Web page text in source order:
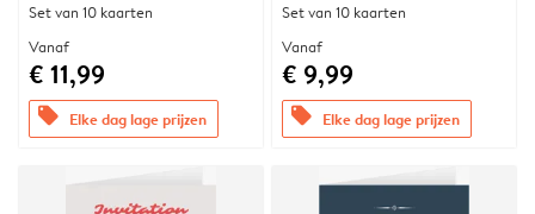
Set van 10 kaarten
Vanaf
€ 11,99
offers Elke dag lage prijzen
Set van 10 kaarten
Vanaf
€ 9,99
offers Elke dag lage prijzen